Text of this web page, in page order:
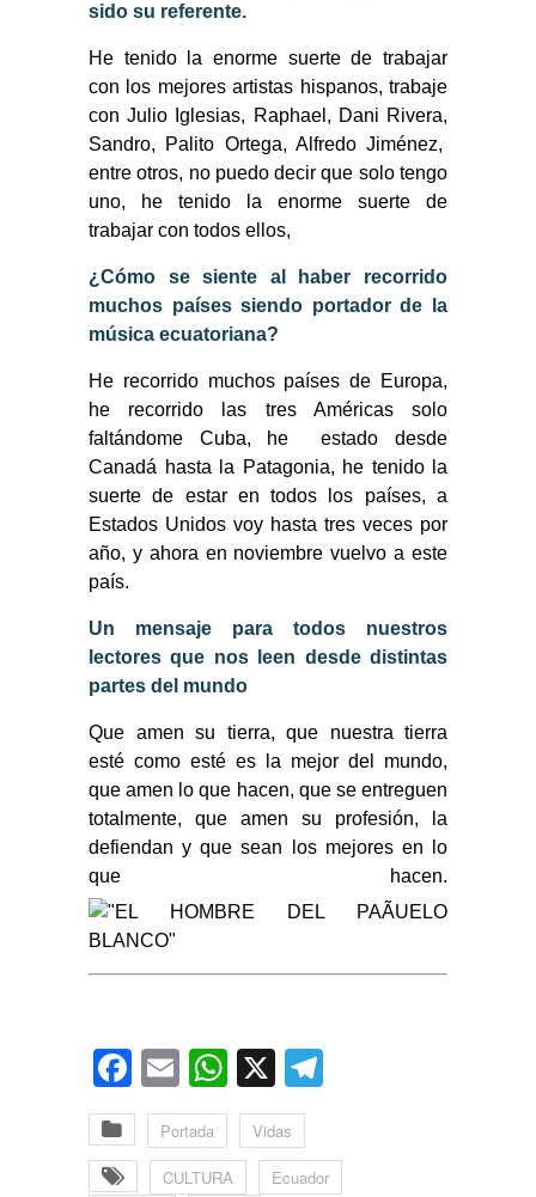
sido su referente.
He tenido la enorme suerte de trabajar
con los mejores artistas hispanos, trabaje
con Julio Iglesias, Raphael, Dani Rivera,
Sandro, Palito Ortega, Alfredo Jiménez,
entre otros, no puedo decir que solo tengo
uno, he tenido la enorme suerte de
trabajar con todos ellos,
¿Cómo se siente al haber recorrido
muchos países siendo portador de la
música ecuatoriana?
He recorrido muchos países de Europa,
he recorrido las tres Américas solo
faltándome Cuba, he estado desde
Canadá hasta la Patagonia, he tenido la
suerte de estar en todos los países, a
Estados Unidos voy hasta tres veces por
año, y ahora en noviembre vuelvo a este
país.
Un mensaje para todos nuestros
lectores que nos leen desde distintas
partes del mundo
Que amen su tierra, que nuestra tierra
esté como esté es la mejor del mundo,
que amen lo que hacen, que se entreguen
totalmente, que amen su profesión, la
defiendan y que sean los mejores en lo
que hacen.
Facebook
EmailWhatsApp
X
Portada Vidas
CULTURA
Ecuador